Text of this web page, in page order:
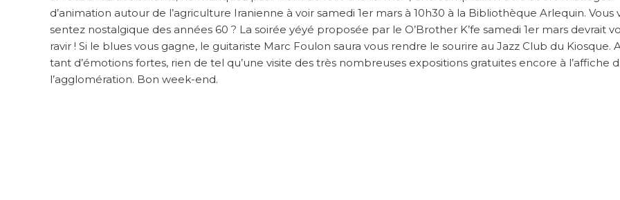
d’animation autour de l’agriculture Iranienne à voir samedi 1er mars à 10h30 à la Bibliothèque Arlequin. Vous
sentez nostalgique des années 60 ? La soirée yéyé proposée par le O’Brother K’fe samedi 1er mars devrait
ravir ! Si le blues vous gagne, le guitariste Marc Foulon saura vous rendre le sourire au Jazz Club du Kiosque.
tant d’émotions fortes, rien de tel qu’une visite des très nombreuses expositions gratuites encore à l’affiche
l’agglomération. Bon week-end.